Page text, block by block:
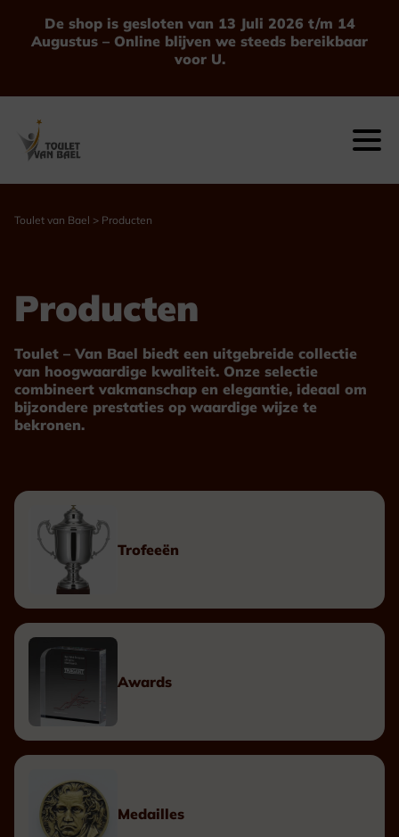
De shop is gesloten van 13 Juli 2026 t/m 14
Augustus – Online blijven we steeds bereikbaar
voor U.
Toulet van Bael > Producten
Producten
Toulet – Van Bael biedt een uitgebreide collectie
van hoogwaardige kwaliteit. Onze selectie
combineert vakmanschap en elegantie, ideaal om
bijzondere prestaties op waardige wijze te
bekronen.
Trofeeën
Awards
Medailles